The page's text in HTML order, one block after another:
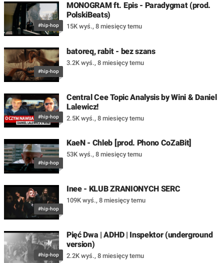
#hip-hop
MONOGRAM ft. Epis - Paradygmat (prod.
PolskiBeats)
15K wyś., 8 miesięcy temu
#hip-hop
batoreq, rabit - bez szans
3.2K wyś., 8 miesięcy temu
#hip-hop
Central Cee Topic Analysis by Wini & Daniel
Lalewicz!
2.5K wyś., 8 miesięcy temu
#hip-hop
KaeN - Chleb [prod. Phono CoZaBit]
53K wyś., 8 miesięcy temu
#hip-hop
Inee - KLUB ZRANIONYCH SERC
109K wyś., 8 miesięcy temu
#hip-hop
Pięć Dwa | ADHD | Inspektor (underground
version)
2.2K wyś., 8 miesięcy temu